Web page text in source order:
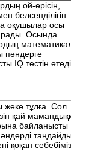
ой-өрісін,
белсенділігін
оқушылар осы
Осында
математикалық
пәндерге
IQ тестін өтеді.
тұлға. Сол
қай мамандыққа
байланысты
таңдайды.
қоқан себебіміз,